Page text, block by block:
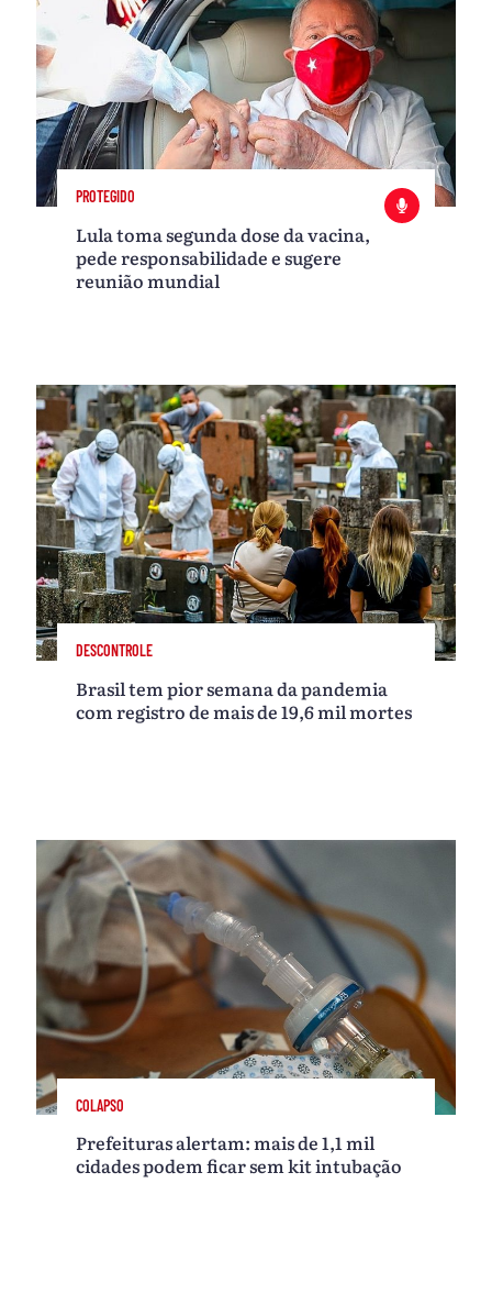
PROTEGIDO
Lula toma segunda dose da vacina,
pede responsabilidade e sugere
reunião mundial
DESCONTROLE
Brasil tem pior semana da pandemia
com registro de mais de 19,6 mil mortes
COLAPSO
Prefeituras alertam: mais de 1,1 mil
cidades podem ficar sem kit intubação